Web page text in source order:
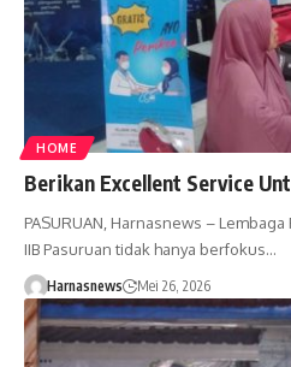
HOME
Berikan Excellent Service
PASURUAN, Harnasnews –
IIB Pasuruan tidak hanya berfokus…
Harnasnews Mei 26, 2026